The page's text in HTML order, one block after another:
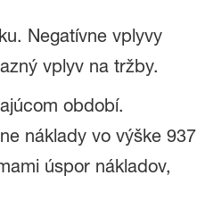
Negatívne vplyvy
vplyv na tržby.
období.
náklady vo výške 937
úspor nákladov,